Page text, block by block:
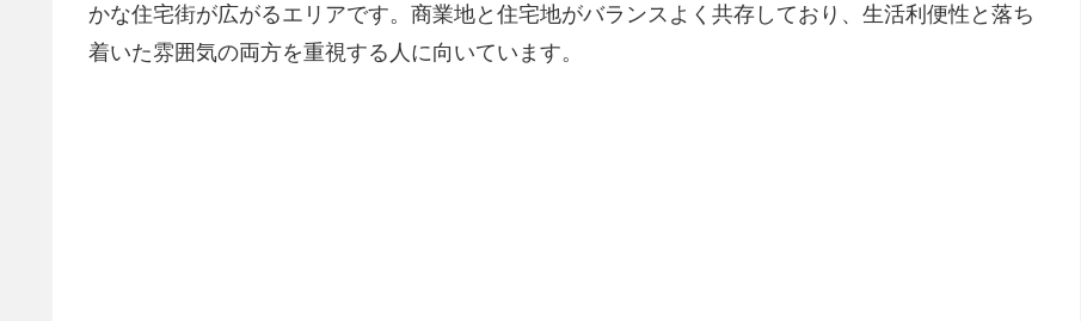
かな住宅街が広がるエリアです。商業地と住宅地がバランスよく共存しており、生活利便性と落ち
着いた雰囲気の両方を重視する人に向いています。